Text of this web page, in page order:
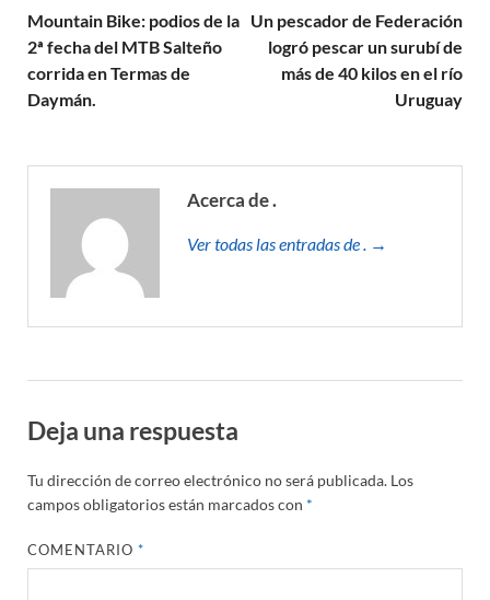
Mountain Bike: podios de la
2ª fecha del MTB Salteño
corrida en Termas de
Daymán.
Un pescador de Federación
logró pescar un surubí de
más de 40 kilos en el río
Uruguay
Acerca de .
Ver todas las entradas de . →
Deja una respuesta
Tu dirección de correo electrónico no será publicada. Los
campos obligatorios están marcados con *
COMENTARIO*